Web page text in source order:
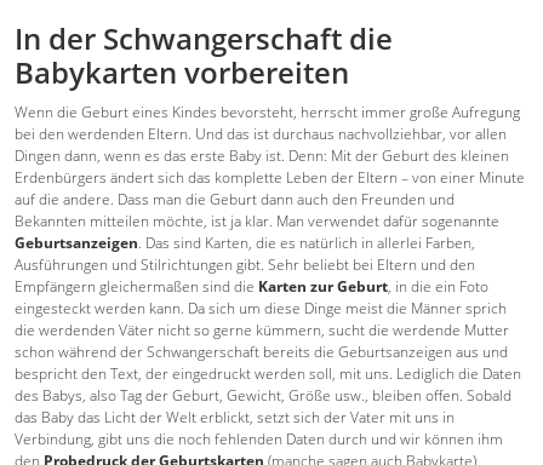
In der Schwangerschaft die
Babykarten vorbereiten
Wenn die Geburt eines Kindes bevorsteht, herrscht immer große Aufregung
bei den werdenden Eltern. Und das ist durchaus nachvollziehbar, vor allen
Dingen dann, wenn es das erste Baby ist. Denn: Mit der Geburt des kleinen
Erdenbürgers ändert sich das komplette Leben der Eltern – von einer Minute
auf die andere. Dass man die Geburt dann auch den Freunden und
Bekannten mitteilen möchte, ist ja klar. Man verwendet dafür sogenannte
Geburtsanzeigen. Das sind Karten, die es natürlich in allerlei Farben,
Ausführungen und Stilrichtungen gibt. Sehr beliebt bei Eltern und den
Empfängern gleichermaßen sind die Karten zur Geburt, in die ein Foto
eingesteckt werden kann. Da sich um diese Dinge meist die Männer sprich
die werdenden Väter nicht so gerne kümmern, sucht die werdende Mutter
schon während der Schwangerschaft bereits die Geburtsanzeigen aus und
bespricht den Text, der eingedruckt werden soll, mit uns. Lediglich die Daten
des Babys, also Tag der Geburt, Gewicht, Größe usw., bleiben offen. Sobald
das Baby das Licht der Welt erblickt, setzt sich der Vater mit uns in
Verbindung, gibt uns die noch fehlenden Daten durch und wir können ihm
den Probedruck der Geburtskarten (manche sagen auch Babykarte)